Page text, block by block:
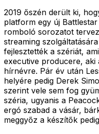
2019 őszén derült ki,
platform egy új
romboló sorozatot
streaming
fejlesztették a szériát,
executive producere,
hírnévre. Pár év után
helyére pedig Derek
szerint vele sem fog
széria, ugyanis a
ergó szabad a vásár,
meggyőz a készítők